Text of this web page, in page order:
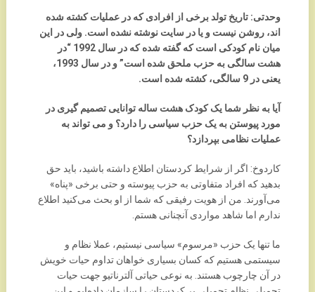
وحدتی: تاریخ تولد برخی از افرادی که در عملیات کشته شده
اند، روشن نیست و یا در سایت نوشته نشده است. ولی در این
میان نام کودکی است که گفته شده که در سال 1992 “در
هشت سالگی به حزب ملحق شده است” و در سال 1993،
یعنی در 9 سالگی، کشته شده است.
آیا به نظر شما یک کودک هشت ساله توانایی تصمیم گیری در
مورد پیوستن به یک حزب سیاسی را دارد؟ و می تواند به
عملیات نظامی بپردازد؟
کاردوخ: اگر از شرایط کردستان اطلاع داشته باشید، باید حق
بدهید که افراد متفاوتی به حزب پیوسته و حتی برخی «پناه»
می‌آورند. من از هویت رفیقی که شما از او بحث می‌کنید اطلاع
ندارم اما شاهد مواردی آنچنانی هستم.
ما تنها یک حزب «مرسوم» سیاسی نیستیم، عملا نظام و
سیستمی هستیم که کسان بسیاری خواهان تداوم حیات خویش
در آن چارچوب هستند. به نوعی حیاتی آلترناتیو جهت حیات